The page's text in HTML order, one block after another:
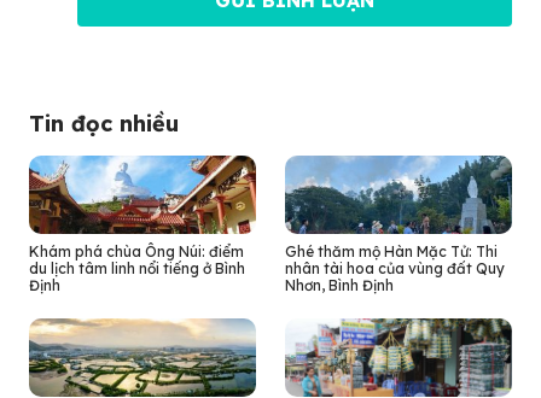
Tin đọc nhiều
Khám phá chùa Ông Núi: điểm
du lịch tâm linh nổi tiếng ở Bình
Định
Ghé thăm mộ Hàn Mặc Tử: Thi
nhân tài hoa của vùng đất Quy
Nhơn, Bình Định